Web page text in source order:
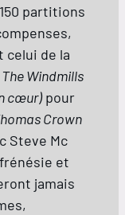
partitions
celui de la
The Windmills
cœur)pour
Crown
Steve Mc
et
jamais